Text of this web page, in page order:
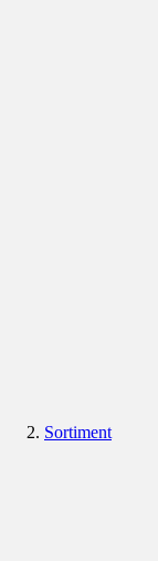
Sortiment